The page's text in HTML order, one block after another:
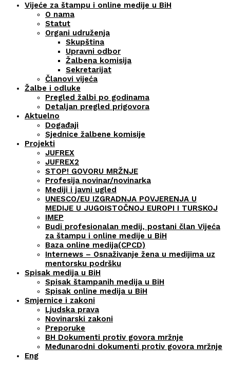
Vijeće za štampu i online medije u BiH
O nama
Statut
Organi udruženja
Skupština
Upravni odbor
Žalbena komisija
Sekretarijat
Članovi vijeća
Žalbe i odluke
Pregled žalbi po godinama
Detaljan pregled prigovora
Aktuelno
Događaji
Sjednice žalbene komisije
Projekti
JUFREX
JUFREX2
STOP! GOVORU MRŽNJE
Profesija novinar/novinarka
Mediji i javni ugled
UNESCO/EU IZGRADNJA POVJERENJA U
MEDIJE U JUGOISTOČNOJ EUROPI I TURSKOJ
IMEP
Budi profesionalan medij, postani član Vijeća
za štampu i online medije u BiH
Baza online medija(CPCD)
Internews – Osnaživanje žena u medijima uz
mentorsku podršku
Spisak medija u BiH
Spisak štampanih medija u BiH
Spisak online medija u BiH
Smjernice i zakoni
Ljudska prava
Novinarski zakoni
Preporuke
BH Dokumenti protiv govora mržnje
Međunarodni dokumenti protiv govora mržnje
Eng